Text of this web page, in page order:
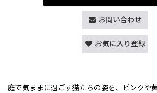
お問い合わせ
お気に入り登録
庭で気ままに過ごす猫たちの姿を、ピンクや